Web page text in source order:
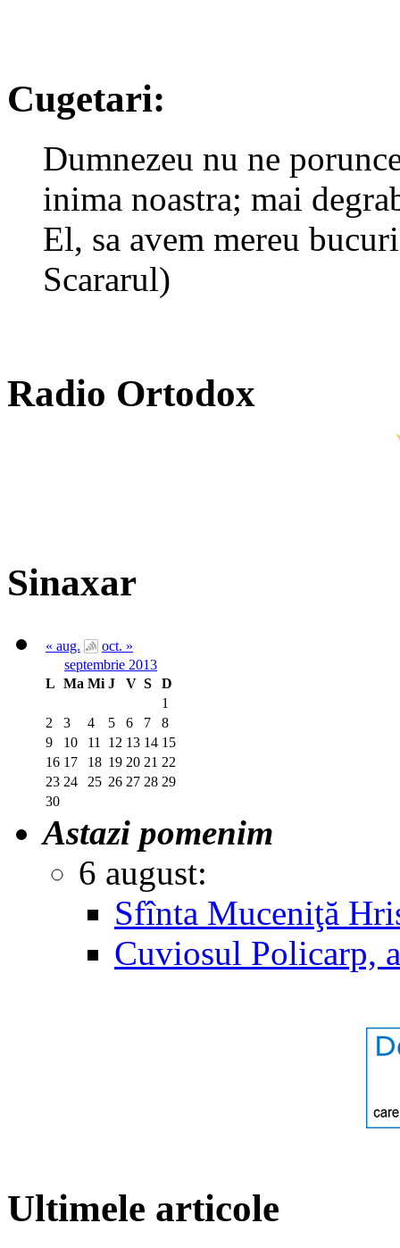
Cugetari:
Dumnezeu nu ne
inima noastra; mai
El, sa avem mereu
Scararul)
Radio Ortodox
Sinaxar
« aug.
oct. »
septembrie 2013
L Ma Mi J V S
D
1
2
3 4 5 6 7
8
9
10 11 12 13 14 15
16 17 18 19 20 21 22
23 24 25 26 27 28 29
30
Astazi pomenim
6 august:
Sfînta Muceniţă
Cuviosul Policarp,
Ultimele articole